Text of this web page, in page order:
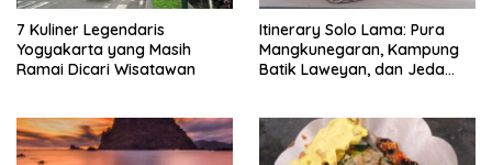
7 Kuliner Legendaris
Yogyakarta yang Masih
Ramai Dicari Wisatawan
Itinerary Solo Lama: Pura
Mangkunegaran, Kampung
Batik Laweyan, dan Jeda